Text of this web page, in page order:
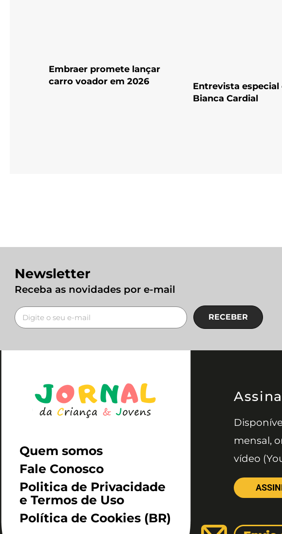
Embraer promete lançar
carro voador em 2026
Entrevista especial
Bianca Cardial
Newsletter
Receba as novidades por e-mail
RECEBER
Quem somos
Fale Conosco
Politica de Privacidade
e Termos de Uso
Política de Cookies (BR)
mensal,
vídeo